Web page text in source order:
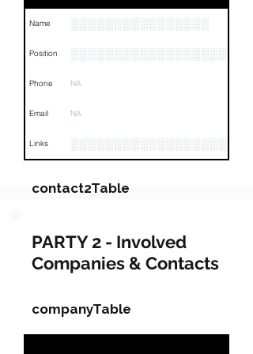
Name ░░░░░░░░░░░░░░░░
Position ░░░░░░░░░░░░░░░░░░
Phone NA
Email NA
Links
contact2Table
Field Value
Name
Position
Phone NA
PARTY 2 - Involved
Companies & Contacts
companyTable